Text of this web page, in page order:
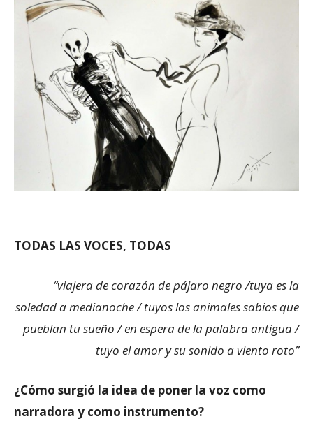
TODAS LAS VOCES, TODAS
“viajera de corazón de pájaro negro /tuya es la
soledad a medianoche / tuyos los animales sabios que
pueblan tu sueño / en espera de la palabra antigua /
tuyo el amor y su sonido a viento roto”
¿Cómo surgió la idea de poner la voz como
narradora y como instrumento?